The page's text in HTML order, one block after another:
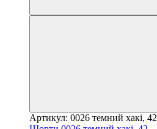
Артикул: 0026 темний хакі, 42